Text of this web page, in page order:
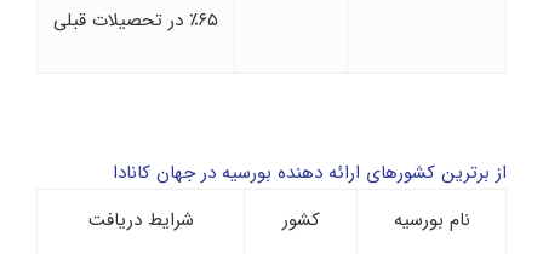
۶۵٪ در تحصیلات قبلی
از برترین کشورهای ارائه دهنده بورسیه در جهان کانادا
نام بورسیه
کشور شرایط دریافت